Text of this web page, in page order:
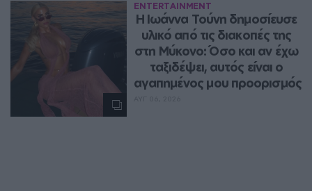
ENTERTAINMENT
Η Ιωάννα Τούνη δημοσίευσε
υλικό από τις διακοπές της
στη Μύκονο: Όσο και αν έχω
ταξιδέψει, αυτός είναι ο
αγαπημένος μου προορισμός